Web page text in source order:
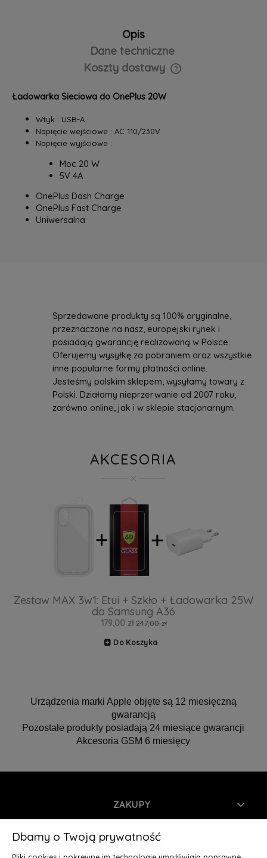
Opis
Dane techniczne
Koszty dostawy
Cena nie zawiera ewentualnych kosztów płatności
Ładowarka Sieciowa do OnePlus 20W
Wtyk : USB-A
Napięcie wejściowe : AC 110/230V
Napięcie wyjściowe :
Moc 20 W
5V 4A
OnePlus Dash Charge
OnePlus Fast Charge
Uniwersalna
Sprzedawane produkty są 100% oryginalne,
przeznaczone na nasz, europejski rynek i
posiadają gwarancję realizowaną w Polsce.
Oferujemy wysyłkę za pobraniem oraz wszystkie
inne popularne formy płatności online.
Jesteśmy polskim sklepem, wysyłamy towary z
Polski. Działamy nieprzerwanie od 2007 roku,
zarówno online, jak i w sklepie stacjonarnym.
AKCESORIA
Zestaw MAX 3w1: Etui + Szkło + Ładowarka 25W
do Samsung A36
179,00 zł 247,00 zł
Do Koszyka
Urządzenia marki Apple objęte są 12 miesięczną
gwarancją
Pozostałe produkty posiadają 24 miesiące gwarancji
Akcesoria GSM 6 miesięcy
ZAKUPY
INFORMACJE
Dbamy o Twoją prywatność